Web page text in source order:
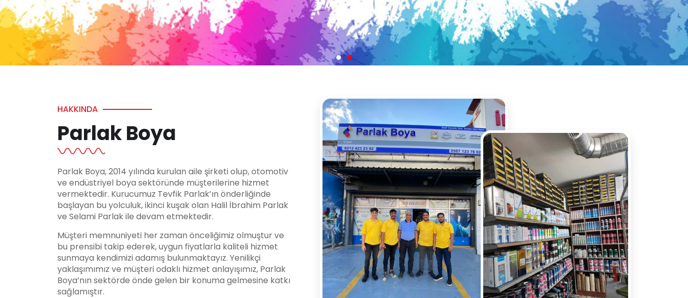
HAKKINDA
Parlak Boya
Parlak Boya, 2014 yılında kurulan aile şirketi olup, otomotiv
ve endüstriyel boya sektöründe müşterilerine hizmet
vermektedir. Kurucumuz Tevfik Parlak’ın önderliğinde
başlayan bu yolculuk, ikinci kuşak olan Halil İbrahim Parlak
ve Selami Parlak ile devam etmektedir.
Müşteri memnuniyeti her zaman önceliğimiz olmuştur ve
bu prensibi takip ederek, uygun fiyatlarla kaliteli hizmet
sunmaya kendimizi adamış bulunmaktayız. Yenilikçi
yaklaşımımız ve müşteri odaklı hizmet anlayışımız, Parlak
Boya’nın sektörde önde gelen bir konuma gelmesine katkı
sağlamıştır.